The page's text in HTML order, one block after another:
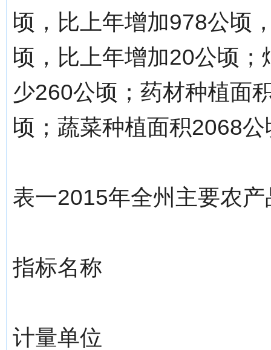
顷，比上年增加978公顷
顷，比上年增加20公顷
少260公顷；药材种植面
顷；蔬菜种植面积2068
表一2015年全州主要农产
指标名称
计量单位